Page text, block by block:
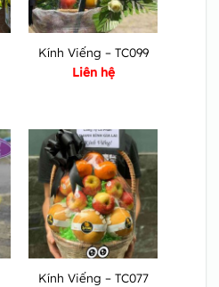
Kính Viếng – TC099
Liên hệ
Kính Viếng – TC077